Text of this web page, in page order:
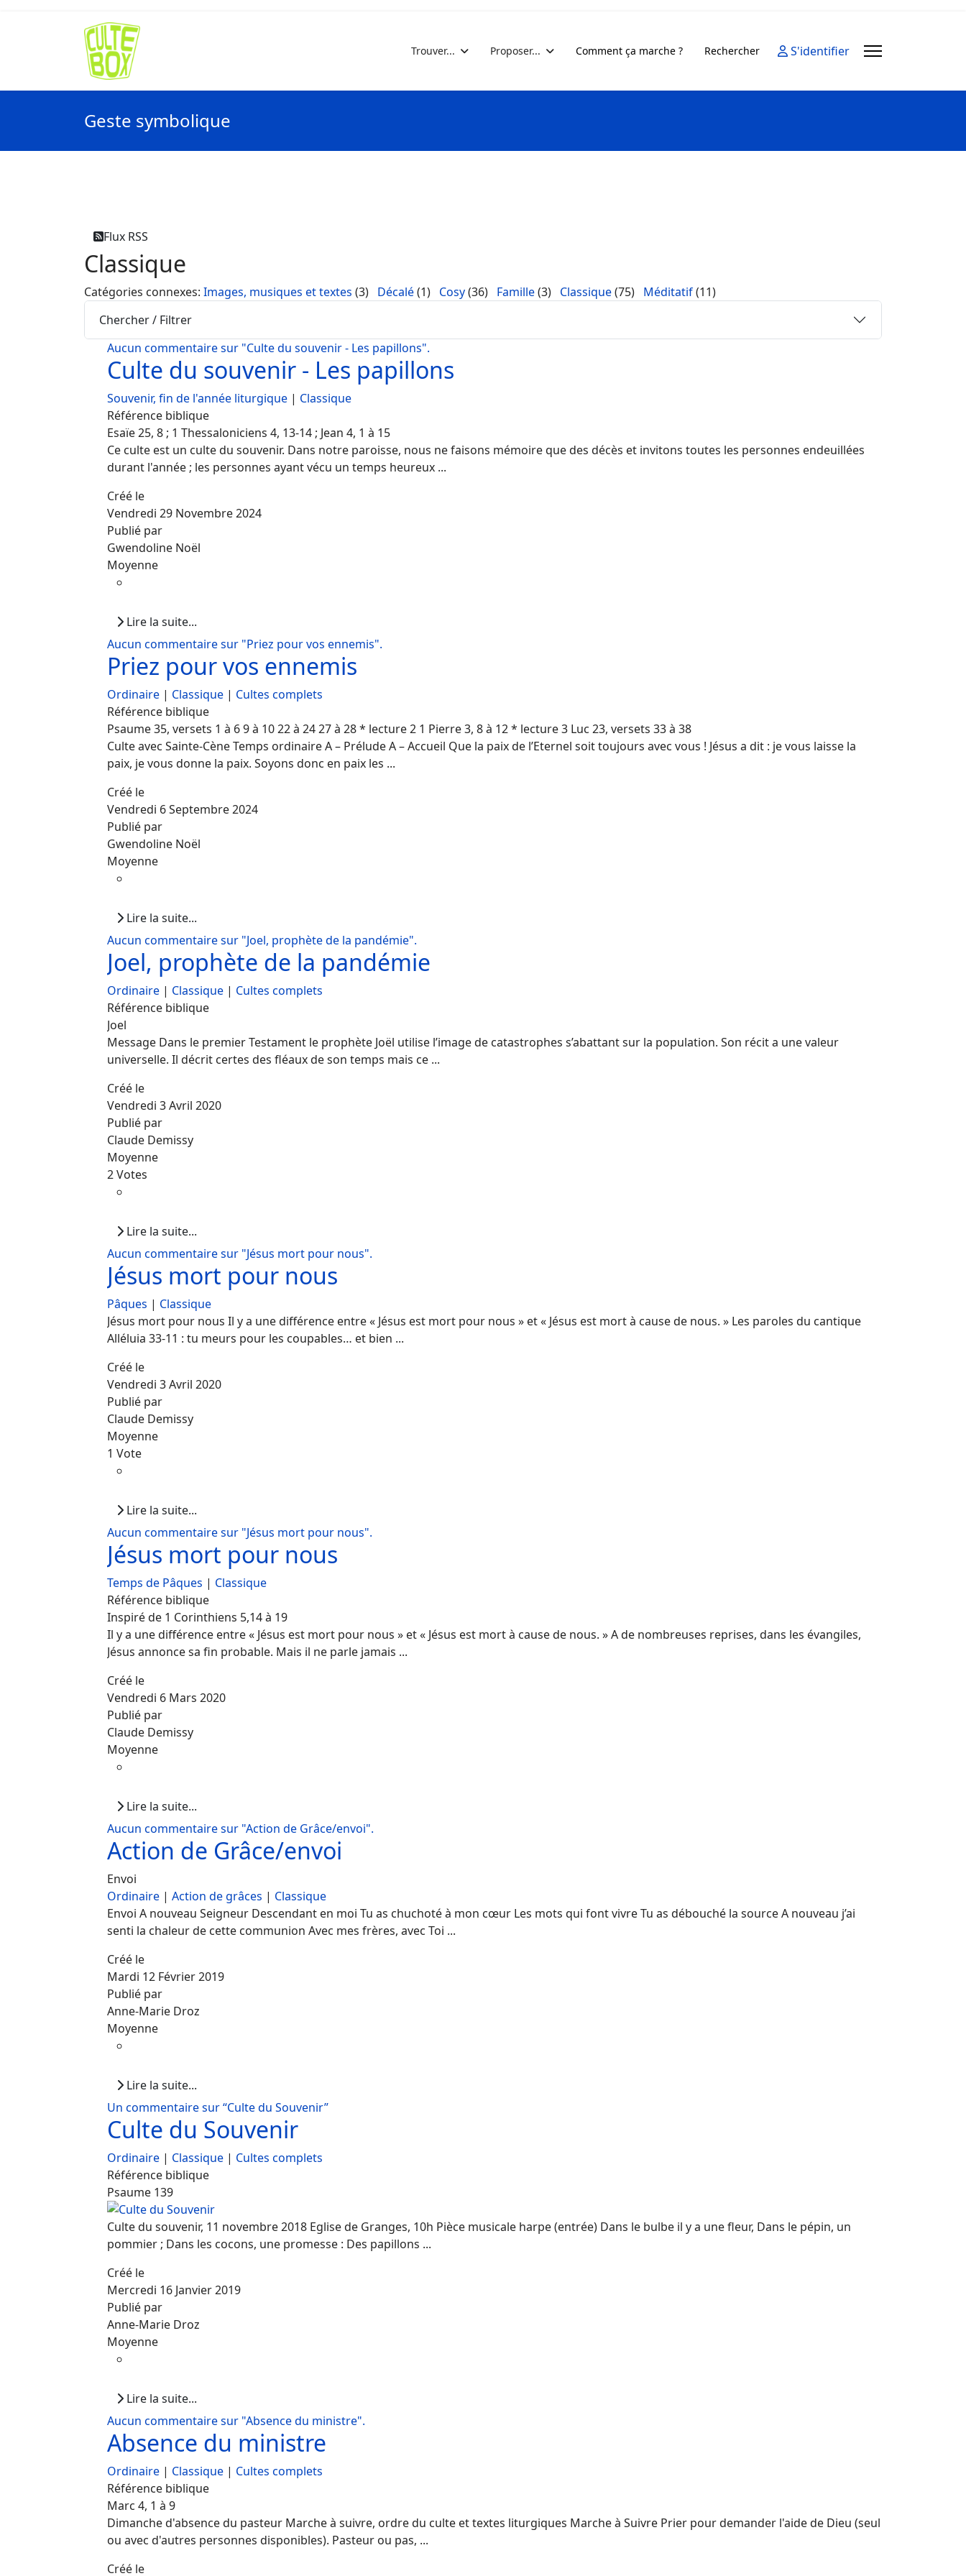
Trouver... Proposer... Comment ça marche ? Rechercher S'identifier
Geste symbolique
Flux RSS
Classique
Catégories connexes: Images, musiques et textes (3) Décalé(1) Cosy(36) Famille(3) Classique(75) Méditatif(11)
Chercher / Filtrer
Aucun commentaire sur "Culte du souvenir - Les papillons".
Culte du souvenir - Les papillons
Souvenir, fin de l'année liturgique | Classique
Référence biblique
Esaïe 25, 8 ; 1 Thessaloniciens 4, 13-14 ; Jean 4, 1 à 15
Ce culte est un culte du souvenir. Dans notre paroisse, nous ne faisons mémoire que des décès et invitons toutes les personnes endeuillées
durant l'année ; les personnes ayant vécu un temps heureux ...
Créé le
Vendredi 29 Novembre 2024
Publié par
Gwendoline Noël
Moyenne
Lire la suite...
Aucun commentaire sur "Priez pour vos ennemis".
Priez pour vos ennemis
Ordinaire | Classique | Cultes complets
Référence biblique
Psaume 35, versets 1 à 6 9 à 10 22 à 24 27 à 28 * lecture 2 1 Pierre 3, 8 à 12 * lecture 3 Luc 23, versets 33 à 38
Culte avec Sainte-Cène Temps ordinaire A – Prélude A – Accueil Que la paix de l’Eternel soit toujours avec vous ! Jésus a dit : je vous laisse la
paix, je vous donne la paix. Soyons donc en paix les ...
Créé le
Vendredi 6 Septembre 2024
Publié par
Gwendoline Noël
Moyenne
Lire la suite...
Aucun commentaire sur "Joel, prophète de la pandémie".
Joel, prophète de la pandémie
Ordinaire | Classique | Cultes complets
Référence biblique
Joel
Message Dans le premier Testament le prophète Joël utilise l’image de catastrophes s’abattant sur la population. Son récit a une valeur
universelle. Il décrit certes des fléaux de son temps mais ce ...
Créé le
Vendredi 3 Avril 2020
Publié par
Claude Demissy
Moyenne
2 Votes
Lire la suite...
Aucun commentaire sur "Jésus mort pour nous".
Jésus mort pour nous
Pâques | Classique
Jésus mort pour nous Il y a une différence entre « Jésus est mort pour nous » et « Jésus est mort à cause de nous. » Les paroles du cantique
Alléluia 33-11 : tu meurs pour les coupables… et bien ...
Créé le
Vendredi 3 Avril 2020
Publié par
Claude Demissy
Moyenne
1 Vote
Lire la suite...
Aucun commentaire sur "Jésus mort pour nous".
Jésus mort pour nous
Temps de Pâques | Classique
Référence biblique
Inspiré de 1 Corinthiens 5,14 à 19
Il y a une différence entre « Jésus est mort pour nous » et « Jésus est mort à cause de nous. » A de nombreuses reprises, dans les évangiles,
Jésus annonce sa fin probable. Mais il ne parle jamais ...
Créé le
Vendredi 6 Mars 2020
Publié par
Claude Demissy
Moyenne
Lire la suite...
Aucun commentaire sur "Action de Grâce/envoi".
Action de Grâce/envoi
Envoi
Ordinaire | Action de grâces | Classique
Envoi A nouveau Seigneur Descendant en moi Tu as chuchoté à mon cœur Les mots qui font vivre Tu as débouché la source A nouveau j’ai
senti la chaleur de cette communion Avec mes frères, avec Toi ...
Créé le
Mardi 12 Février 2019
Publié par
Anne-Marie Droz
Moyenne
Lire la suite...
Un commentaire sur “Culte du Souvenir”
Culte du Souvenir
Ordinaire | Classique | Cultes complets
Référence biblique
Psaume 139
Culte du souvenir, 11 novembre 2018 Eglise de Granges, 10h Pièce musicale harpe (entrée) Dans le bulbe il y a une fleur, Dans le pépin, un
pommier ; Dans les cocons, une promesse : Des papillons ...
Créé le
Mercredi 16 Janvier 2019
Publié par
Anne-Marie Droz
Moyenne
Lire la suite...
Aucun commentaire sur "Absence du ministre".
Absence du ministre
Ordinaire | Classique | Cultes complets
Référence biblique
Marc 4, 1 à 9
Dimanche d'absence du pasteur Marche à suivre, ordre du culte et textes liturgiques Marche à Suivre Prier pour demander l'aide de Dieu (seul
ou avec d'autres personnes disponibles). Pasteur ou pas, ...
Créé le